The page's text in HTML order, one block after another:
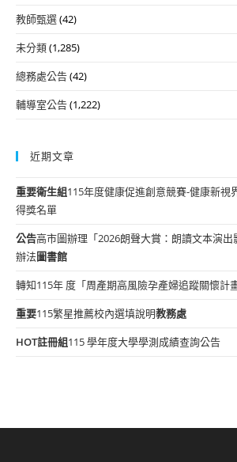
教師甄選(42)
未分類(1,285)
總務處公告(42)
輔導室公告(1,222)
近期文章
重要衛生組115年度健康促進創意競賽-健康新視
得獎名單
公告高市圖辦理「2026朗聲大賞：朗讀文本演
辦法圖書館
轉知115年 度「周產期高風險孕產婦追蹤關懷計
重要115繁星推薦校內選填說明教務處
HOT註冊組115 學年度大學學測成績查詢公告